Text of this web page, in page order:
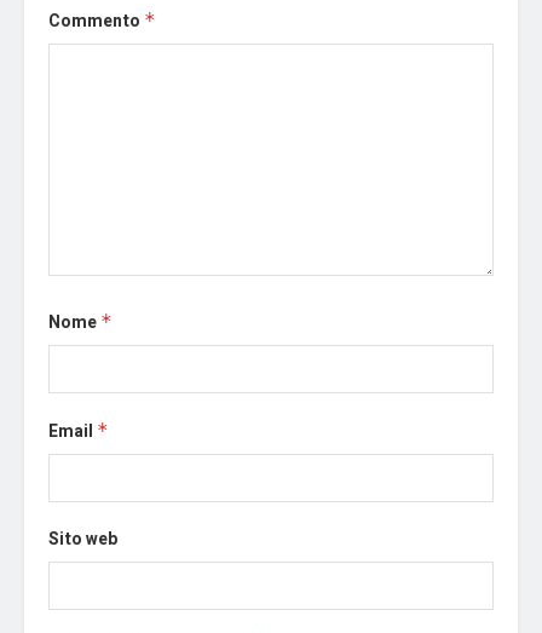
Commento *
Nome *
Email *
Sito web